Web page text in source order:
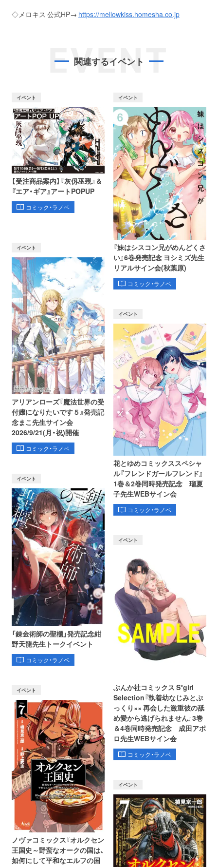
◇メロキス 公式HP→ https://mellowkiss.homesha.co.jp
EVENT
関連するイベント
イベント
【受注商品案内】『灰仭巫覡』＆
『エア・ギア』アートPOPUP
コミック・ラノベ
イベント
『妹はシスコン兄がめんどくさ
い』6巻発売記念 ヨシミズ先生
リアルサイン会(秋葉原)
コミック・ラノベ
イベント
アリアンローズ『魔法世界の受
付嬢になりたいです５』発売記
念まこ先生サイン会
2026/9/21(月・祝)開催
コミック・ラノベ
イベント
花とゆめコミックススペシャ
ル『フレンドガールフレンド』
1巻＆2巻同時発売記念 瑠夏
子先生WEBサイン会
コミック・ラノベ
イベント
「錬金術師の聖櫃」発売記念紺
野天龍先生トークイベント
コミック・ラノベ
イベント
ぶんか社コミックス S*girl
Selection『執着幼なじみとぷ
っくり×× 再会した激重彼の舐
め愛から逃げられません』3巻
＆4巻同時発売記念 成田アポ
ロ先生WEBサイン会
コミック・ラノベ
イベント
ノヴァコミックス『オルクセン
王国史～野蛮なオークの国は、
如何にして平和なエルフの国
イベント